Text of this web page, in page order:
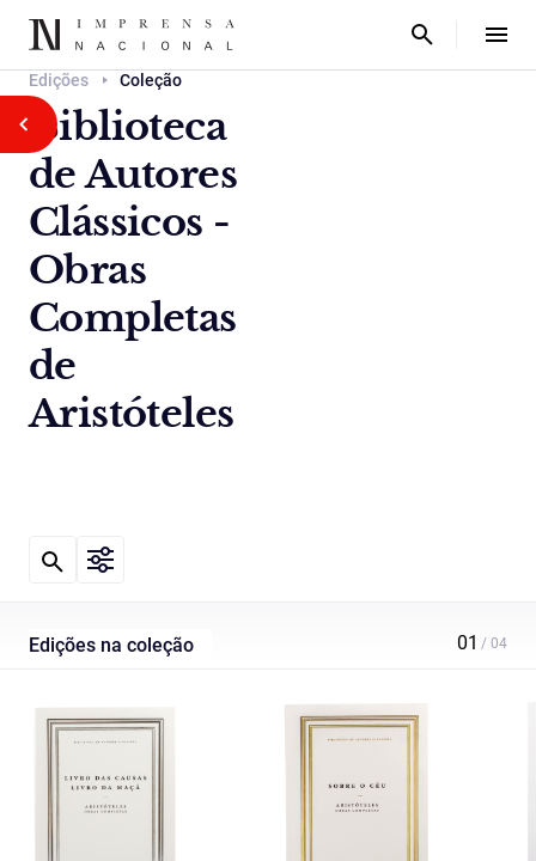
Edições Coleção
Biblioteca
de Autores
Clássicos -
Obras
Completas
de
Aristóteles
Edições na coleção